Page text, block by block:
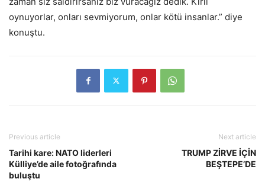
oynuyorlar, onları sevmiyorum, onlar kötü insanlar.” diye
konuştu.
Previous article
Tarihi kare: NATO liderleri
Külliye’de aile fotoğrafında
buluştu
Next article
TRUMP ZİRVE İÇİN
BEŞTEPE’DE